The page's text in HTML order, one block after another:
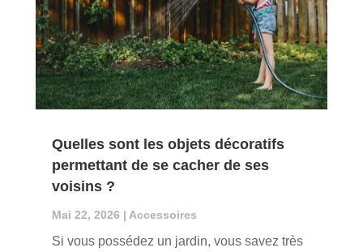
Quelles sont les objets décoratifs
permettant de se cacher de ses
voisins ?
Mai 22, 2026 | Accessoires
Si vous possédez un jardin, vous savez très